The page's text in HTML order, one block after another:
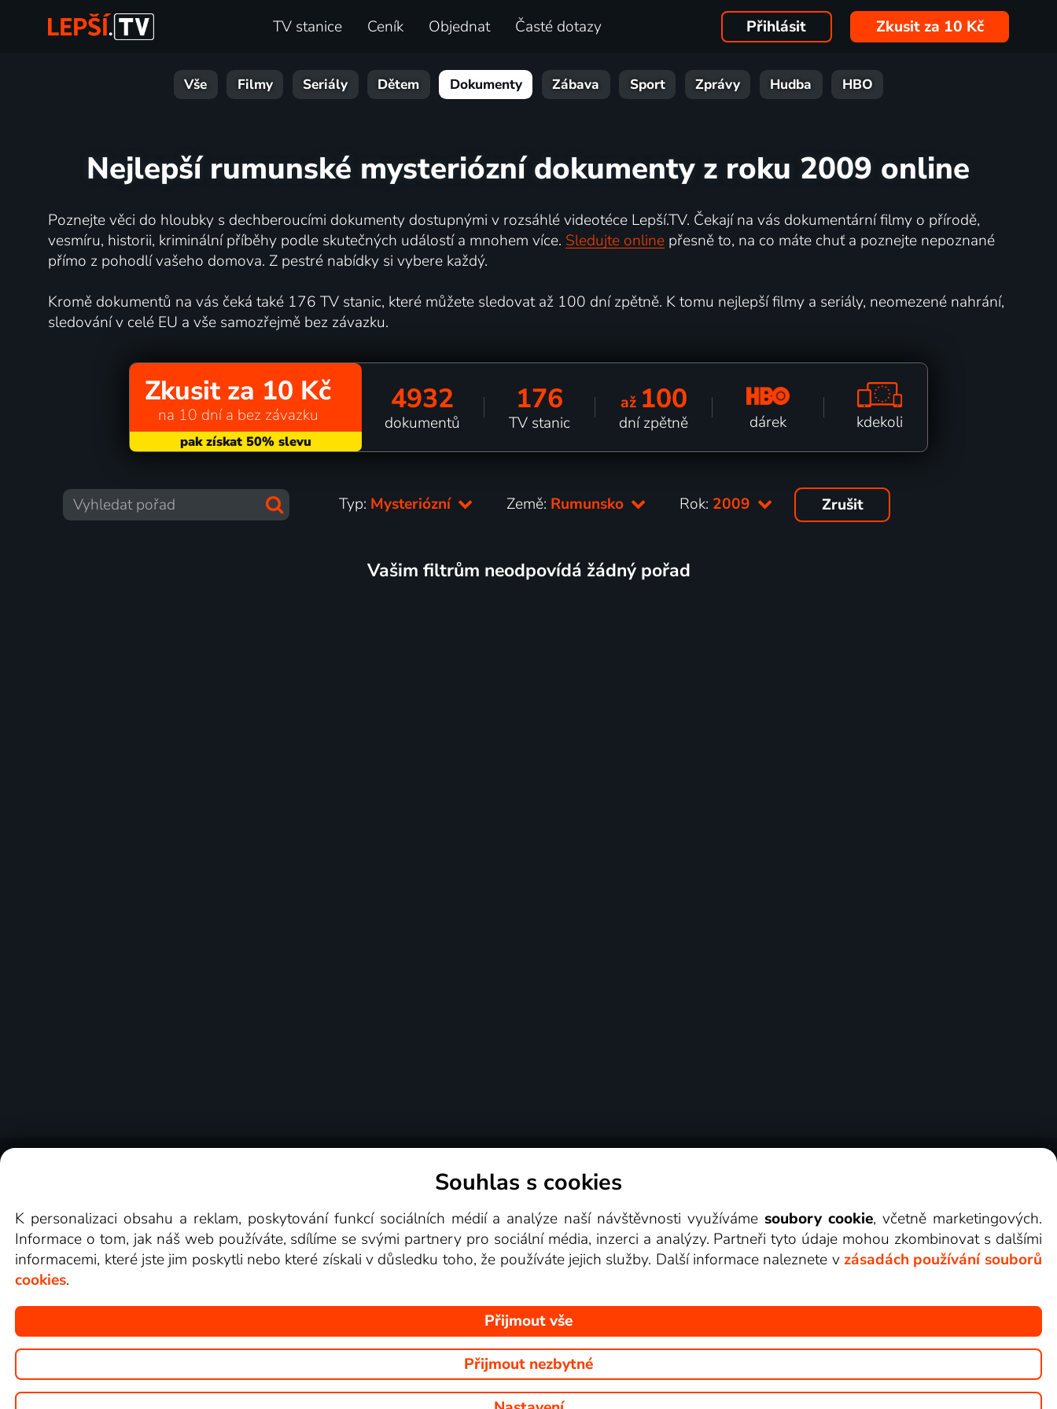
TV stanice Ceník Objednat Časté dotazy Přihlásit Zkusit za 10 Kč
Vše Filmy Seriály Dětem Dokumenty Zábava Sport Zprávy Hudba HBO
Nejlepší rumunské mysteriózní dokumenty z roku 2009 online
Poznejte věci do hloubky s dechberoucími dokumenty dostupnými v rozsáhlé videotéce Lepší.TV. Čekají na vás dokumentární filmy o přírodě,
vesmíru, historii, kriminální příběhy podle skutečných událostí a mnohem více. Sledujte onlinepřesně to, na co máte chuť a poznejte nepoznané
přímo z pohodlí vašeho domova. Z pestré nabídky si vybere každý.
Kromě dokumentů na vás čeká také 176 TV stanic, které můžete sledovat až 100 dní zpětně. K tomu nejlepší filmy a seriály, neomezené nahrání,
sledování v celé EU a vše samozřejmě bez závazku.
Zkusit za 10 Kč
na 10 dní a bez závazku 4932
dokumentů
176
TV stanic
až 100
dní zpětně dárek kdekoli
Typ: Mysteriózní Země: Rumunsko Rok: 2009 Zrušit
Vašim filtrům neodpovídá žádný pořad
Videotéka
Copyright © goNET s.r.o. Na tomto webu jsou zobrazovány obrázky z pořadů TV stanic, které můžete sledovat v Lepší.TV.
Souhlas s cookies
K personalizaci obsahu a reklam, poskytování funkcí sociálních médií a analýze naší návštěvnosti využívámesoubory cookie, včetně marketingových.
Informace o tom, jak náš web používáte, sdílíme se svými partnery pro sociální média, inzerci a analýzy. Partneři tyto údaje mohou zkombinovat s dalšími
informacemi, které jste jim poskytli nebo které získali v důsledku toho, že používáte jejich služby. Další informace naleznete v zásadách používání souborů
cookies.
Přijmout vše
Přijmout nezbytné